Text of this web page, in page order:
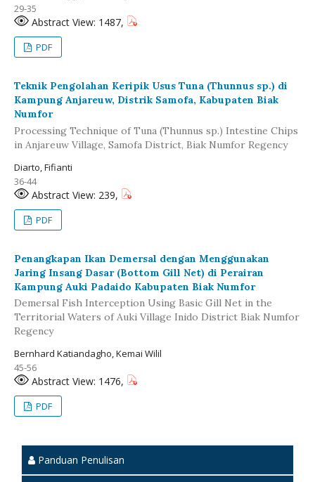
29-35
Abstract View: 1487,
PDF
Teknik Pengolahan Keripik Usus Tuna (Thunnus sp.) di
Kampung Anjareuw, Distrik Samofa, Kabupaten Biak
Numfor
Processing Technique of Tuna (Thunnus sp.) Intestine Chips
in Anjareuw Village, Samofa District, Biak Numfor Regency
Diarto, Fifianti
36-44
Abstract View: 239,
PDF
Penangkapan Ikan Demersal dengan Menggunakan
Jaring Insang Dasar (Bottom Gill Net) di Perairan
Kampung Auki Padaido Kabupaten Biak Numfor
Demersal Fish Interception Using Basic Gill Net in the
Territorial Waters of Auki Village Inido District Biak Numfor
Regency
Bernhard Katiandagho, Kemai Wilil
45-56
Abstract View: 1476,
PDF
Panduan Penulisan